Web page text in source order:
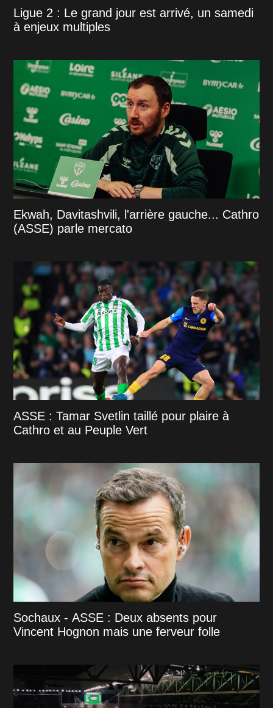
Ligue 2 : Le grand jour est arrivé, un samedi
à enjeux multiples
Ekwah, Davitashvili, l'arrière gauche... Cathro
(ASSE) parle mercato
ASSE : Tamar Svetlin taillé pour plaire à
Cathro et au Peuple Vert
Sochaux - ASSE : Deux absents pour
Vincent Hognon mais une ferveur folle